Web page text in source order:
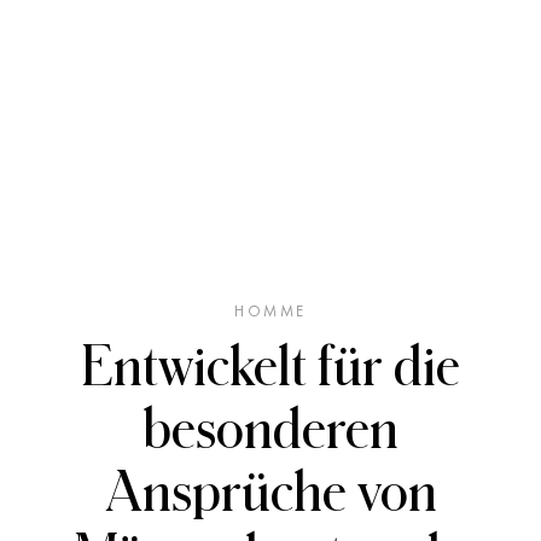
HOMME
Entwickelt für die
besonderen
Ansprüche von